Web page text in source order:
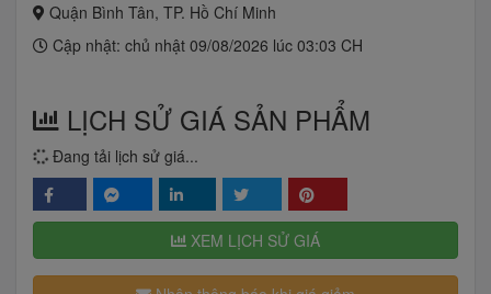
Quận Bình Tân, TP. Hồ Chí Minh
Cập nhật: chủ nhật 09/08/2026 lúc 03:03 CH
LỊCH SỬ GIÁ SẢN PHẨM
Đang tải lịch sử giá...
XEM LỊCH SỬ GIÁ